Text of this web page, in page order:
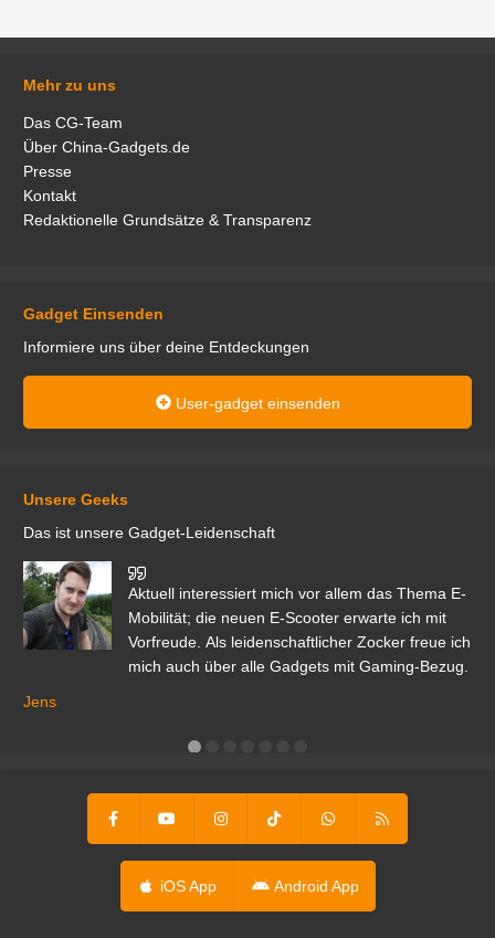
Mehr zu uns
Das CG-Team
Über China-Gadgets.de
Presse
Kontakt
Redaktionelle Grundsätze & Transparenz
Gadget Einsenden
Informiere uns über deine Entdeckungen
User-gadget einsenden
Unsere Geeks
Das ist unsere Gadget-Leidenschaft
Aktuell interessiert mich vor allem das Thema E-
Mobilität; die neuen E-Scooter erwarte ich mit
Vorfreude. Als leidenschaftlicher Zocker freue ich
mich auch über alle Gadgets mit Gaming-Bezug.
Jens
iOS App Android App